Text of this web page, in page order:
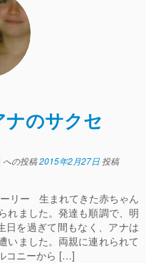
ナのサクセ
への投稿2015年2月27日 投稿
リー 生まれてきた赤ちゃん
れました。発達も順調で、明
日を過ぎて間もなく、アナは
いました。両親に連れられて
コニーから […]